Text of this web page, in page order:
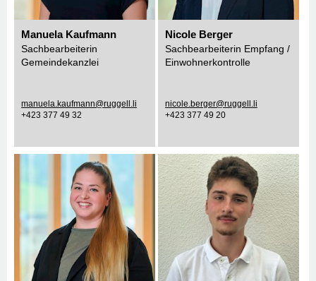
Manuela Kaufmann
Sachbearbeiterin
Gemeindekanzlei
manuela.kaufmann@ruggell.li
+423 377 49 32
Nicole Berger
Sachbearbeiterin Empfang /
Einwohnerkontrolle
nicole.berger@ruggell.li
+423 377 49 20